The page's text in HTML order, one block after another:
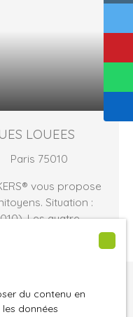
LOUEES
Paris 75010
vous propose
Situation :
Les quatre
locatif de 85 176 €
: 95,96 m2 PRIX DE
du contenu en
données